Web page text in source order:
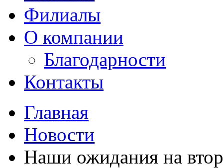
Филиалы
О компании
Благодарности
Контакты
Главная
Новости
Наши ожидания на